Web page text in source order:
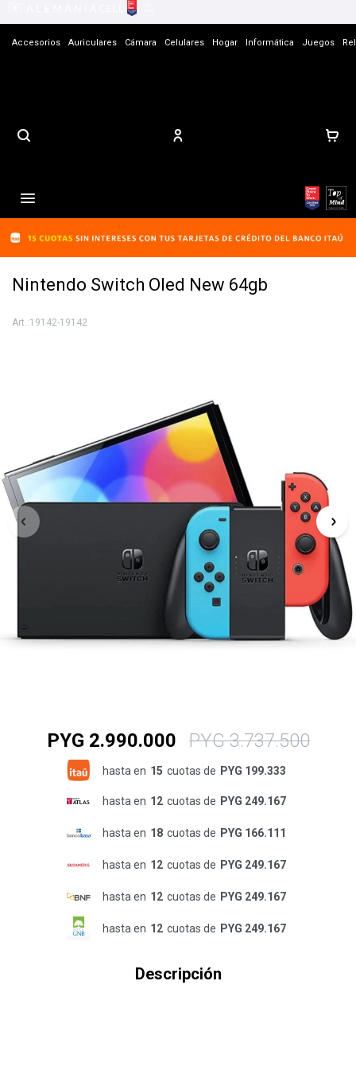
Accesorios Auriculares Cámara Celulares Hogar Informática Juegos

Nintendo Switch Oled New 64gb
19142-19142
PYG 2.990.000 PYG 3.737.500
hasta en 15 cuotas de PYG 199.333
hasta en 12 cuotas de PYG 249.167
hasta en 18 cuotas de PYG 166.111
hasta en 12 cuotas de PYG 249.167
hasta en 12 cuotas de PYG 249.167
hasta en 12 cuotas de PYG 249.167
Descripción